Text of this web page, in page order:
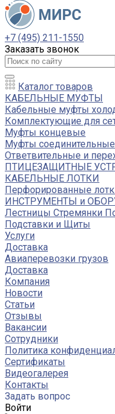
+7 (495) 211-1550
Заказать звонок
Каталог товаров
КАБЕЛЬНЫЕ МУФТЫ
Кабельные муфты
Комплектующие для
Муфты концевые
Муфты соединительные
Ответвительные и
ПТИЦЕЗАЩИТНЫЕ
КАБЕЛЬНЫЕ ЛОТКИ
Перфорированные
ИНСТРУМЕНТЫ и
Лестницы Стремянки
Подставки и Щиты
Услуги
Доставка
Авиаперевозки грузов
Доставка
Компания
Новости
Статьи
Отзывы
Вакансии
Сотрудники
Политика
Сертификаты
Видеогалерея
Контакты
Задать вопрос
Войти